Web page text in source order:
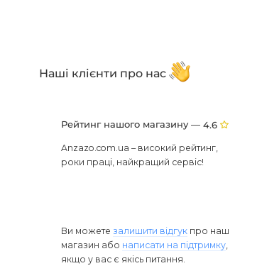
Наші клієнти про нас
Рейтинг нашого магазину —4.6
Anzazo.com.ua – високий рейтинг,
роки праці, найкращий сервіс!
Ви можете залишити відгук про наш
магазин або написати на підтримку,
якщо у вас є якісь питання.